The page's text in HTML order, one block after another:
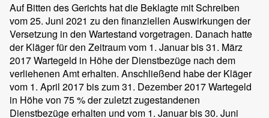
Auf Bitten des Gerichts hat die Beklagte mit Schreiben
vom 25. Juni 2021 zu den finanziellen Auswirkungen der
Versetzung in den Wartestand vorgetragen. Danach hatte
der Kläger für den Zeitraum vom 1. Januar bis 31. März
2017 Wartegeld in Höhe der Dienstbezüge nach dem
verliehenen Amt erhalten. Anschließend habe der Kläger
vom 1. April 2017 bis zum 31. Dezember 2017 Wartegeld
in Höhe von 75 % der zuletzt zugestandenen
Dienstbezüge erhalten und vom 1. Januar bis 30. Juni